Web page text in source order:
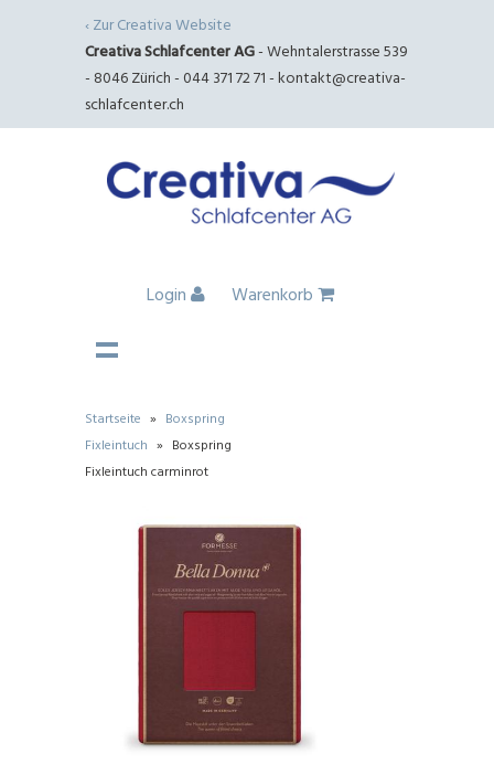
‹ Zur Creativa Website
Creativa Schlafcenter AG- Wehntalerstrasse 539
- 8046 Zürich - 044 371 72 71 -kontakt@creativa-
schlafcenter.ch
Login Warenkorb
Startseite » Boxspring
Fixleintuch » Boxspring
Fixleintuch carminrot